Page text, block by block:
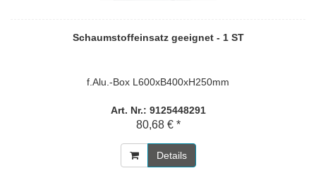
Schaumstoffeinsatz geeignet - 1 ST
f.Alu.-Box L600xB400xH250mm
Art. Nr.: 9125448291
80,68 € *
Details